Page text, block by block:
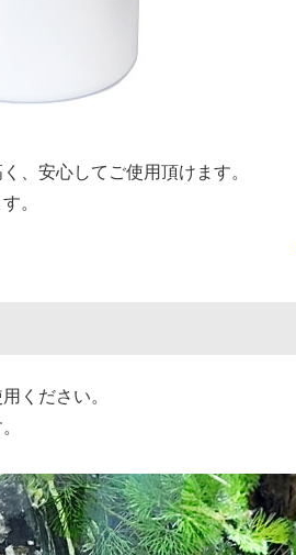
、安心してご使用頂けます。
。
ください。